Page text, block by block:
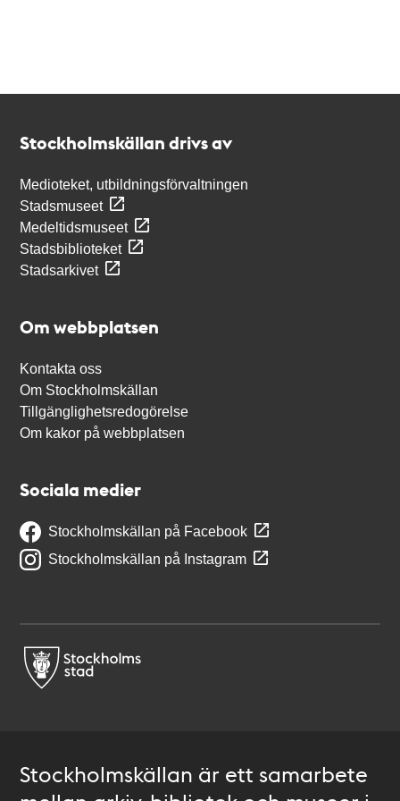
Stockholmskällan drivs av
Medioteket, utbildningsförvaltningen
Stadsmuseet
Medeltidsmuseet
Stadsbiblioteket
Stadsarkivet
Om webbplatsen
Kontakta oss
Om Stockholmskällan
Tillgänglighetsredogörelse
Om kakor på webbplatsen
Sociala medier
Stockholmskällan på Facebook
Stockholmskällan på Instagram
Stockholmskällan är ett samarbete